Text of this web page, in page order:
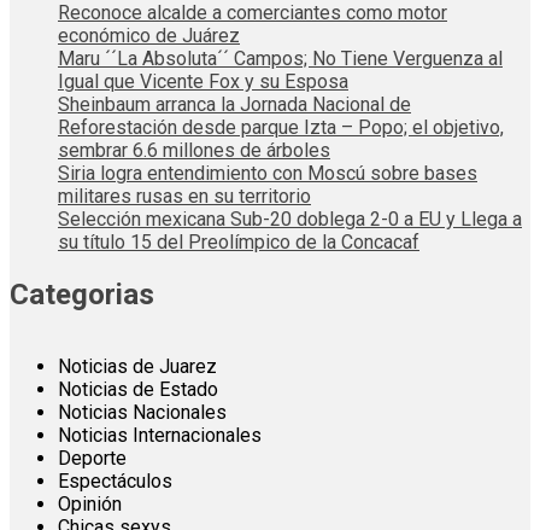
Reconoce alcalde a comerciantes como motor
económico de Juárez
Maru ´´La Absoluta´´ Campos; No Tiene Verguenza al
Igual que Vicente Fox y su Esposa
Sheinbaum arranca la Jornada Nacional de
Reforestación desde parque Izta – Popo; el objetivo,
sembrar 6.6 millones de árboles
Siria logra entendimiento con Moscú sobre bases
militares rusas en su territorio
Selección mexicana Sub-20 doblega 2-0 a EU y Llega a
su título 15 del Preolímpico de la Concacaf
Categorias
Noticias de Juarez
Noticias de Estado
Noticias Nacionales
Noticias Internacionales
Deporte
Espectáculos
Opinión